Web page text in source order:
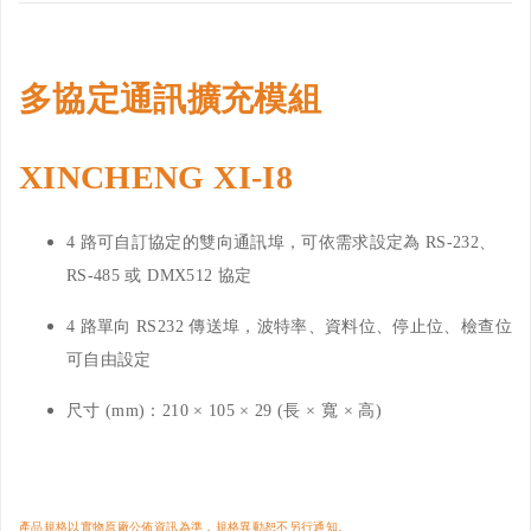
多協定通訊擴充模組
XINCHENG XI-I8
4 路可自訂協定的雙向通訊埠，可依需求設定為 RS-232、
RS-485 或 DMX512 協定
4 路單向 RS232 傳送埠，波特率、資料位、停止位、檢查位
可自由設定
尺寸 (mm)：210 × 105 × 29 (長 × 寬 × 高)
產品規格以實物原廠公佈資訊為準，規格異動恕不另行通知